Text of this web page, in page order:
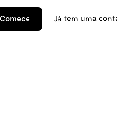
Comece Já tem uma